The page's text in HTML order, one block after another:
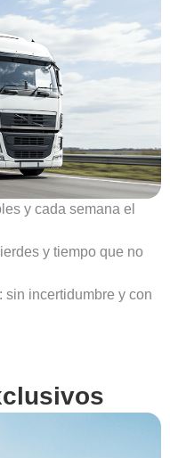
y cada semana el
y tiempo que no
incertidumbre y con